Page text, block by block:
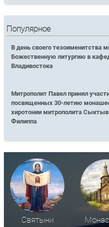
Популярное
В день своего тезоименитства
Божественную литургию в
Владивостока
Митрополит Павел принял
посвященных 30-летию
хиротонии митрополита
Филиппа
Святыни